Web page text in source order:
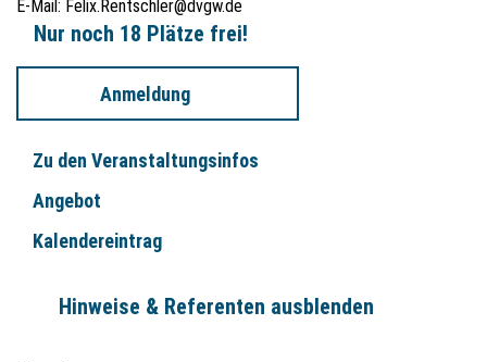
E-Mail: Felix.Rentschler@dvgw.de
Nur noch 18 Plätze frei!
Anmeldung
Zu den Veranstaltungsinfos
Angebot
Kalendereintrag
Hinweise & Referenten ausblenden